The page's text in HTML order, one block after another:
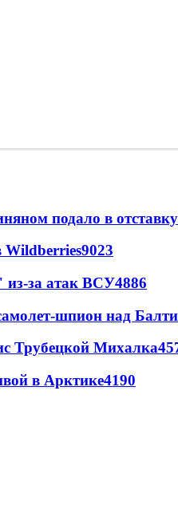
подало в отставку
Wildberries9023
за атак ВСУ4886
шпион над
Трубецкой Михалка
в Арктике4190